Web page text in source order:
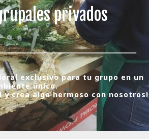
privados
exclusivo para tu grupo en un
único.
y crea algo hermoso con nosotros!